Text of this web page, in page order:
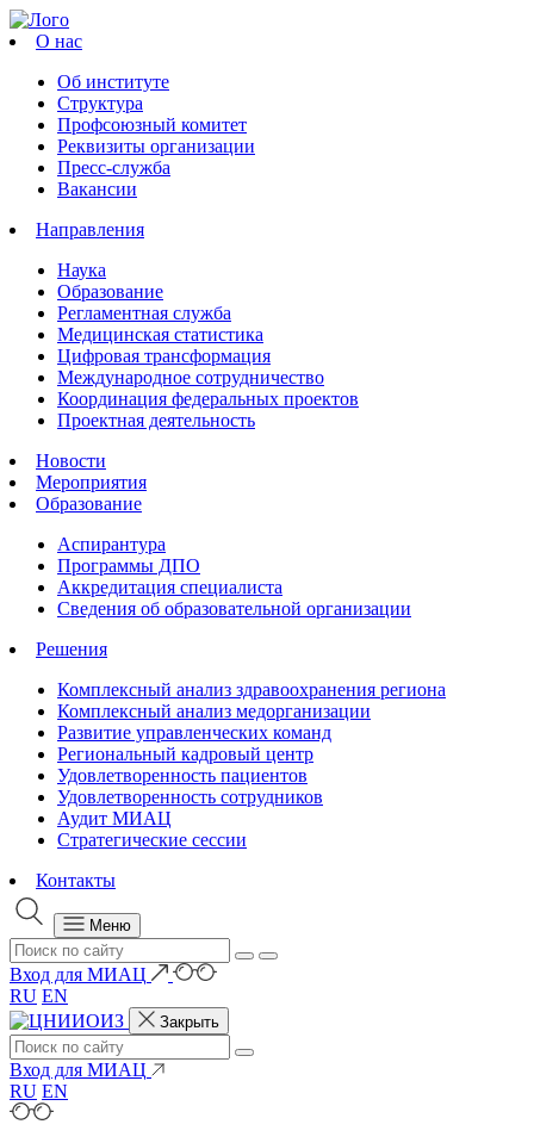
О нас
Об институте
Структура
Профсоюзный комитет
Реквизиты организации
Пресс-служба
Вакансии
Направления
Наука
Образование
Регламентная служба
Медицинская статистика
Цифровая трансформация
Международное сотрудничество
Координация федеральных проектов
Проектная деятельность
Новости
Мероприятия
Образование
Аспирантура
Программы ДПО
Аккредитация специалиста
Сведения об образовательной организации
Решения
Комплексный анализ здравоохранения региона
Комплексный анализ медорганизации
Развитие управленческих команд
Региональный кадровый центр
Удовлетворенность пациентов
Удовлетворенность сотрудников
Аудит МИАЦ
Стратегические сессии
Контакты
Меню
Вход для МИАЦ
RU EN
Закрыть
Вход для МИАЦ
RU EN